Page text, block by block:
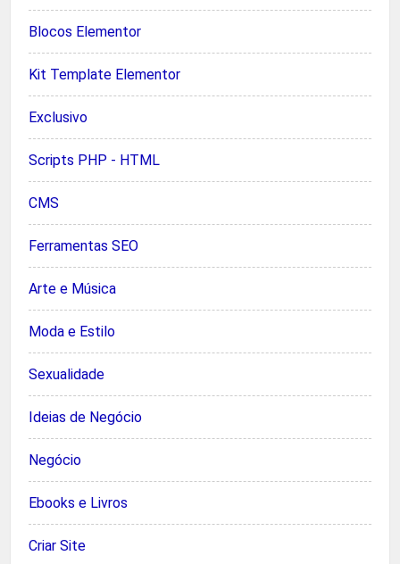
Blocos Elementor
Kit Template Elementor
Exclusivo
Scripts PHP - HTML
CMS
Ferramentas SEO
Arte e Música
Moda e Estilo
Sexualidade
Ideias de Negócio
Negócio
Ebooks e Livros
Criar Site